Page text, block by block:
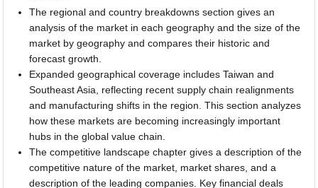
The regional and country breakdowns section gives an
analysis of the market in each geography and the size of the
market by geography and compares their historic and
forecast growth.
Expanded geographical coverage includes Taiwan and
Southeast Asia, reflecting recent supply chain realignments
and manufacturing shifts in the region. This section analyzes
how these markets are becoming increasingly important
hubs in the global value chain.
The competitive landscape chapter gives a description of the
competitive nature of the market, market shares, and a
description of the leading companies. Key financial deals